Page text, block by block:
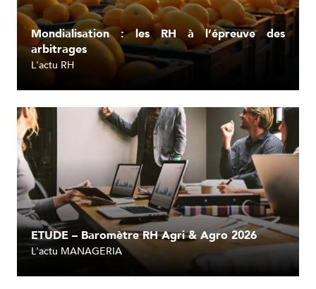
L'actu RH
Mondialisation : les RH à l’épreuve des
arbitrages
L'actu MANAGERIA
ETUDE – Baromètre RH Agri & Agro 2026